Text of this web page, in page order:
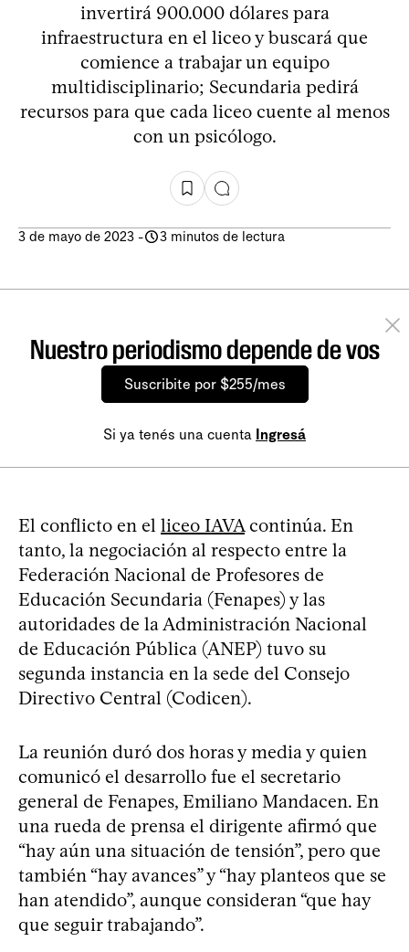
invertirá 900.000 dólares para
infraestructura en el liceo y buscará que
comience a trabajar un equipo
multidisciplinario; Secundaria pedirá
recursos para que cada liceo cuente al menos
con un psicólogo.
3 de mayo de 2023 - 3 minutos de lectura
Nuestro periodismo depende de vos
Suscribite por $255/mes
Si ya tenés una cuenta Ingresá
El conflicto en el liceo IAVA continúa. En
tanto, la negociación al respecto entre la
Federación Nacional de Profesores de
Educación Secundaria (Fenapes) y las
autoridades de la Administración Nacional
de Educación Pública (ANEP) tuvo su
segunda instancia en la sede del Consejo
Directivo Central (Codicen).
La reunión duró dos horas y media y quien
comunicó el desarrollo fue el secretario
general de Fenapes, Emiliano Mandacen. En
una rueda de prensa el dirigente afirmó que
“hay aún una situación de tensión”, pero que
también “hay avances” y “hay planteos que se
han atendido”, aunque consideran “que hay
que seguir trabajando”.